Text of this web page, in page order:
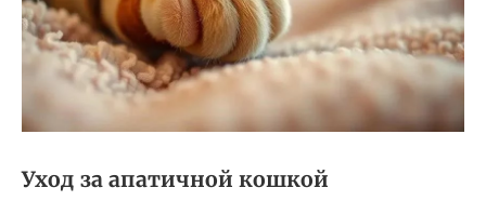
Уход за апатичной кошкой